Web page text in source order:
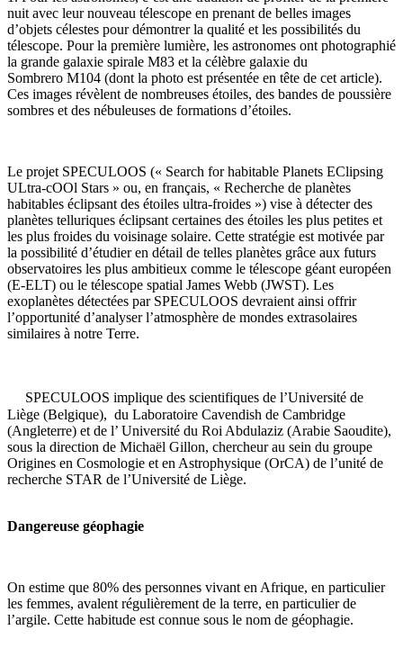
nuit avec leur nouveau télescope en prenant de belles images
d’objets célestes pour démontrer la qualité et les possibilités du
télescope. Pour la première lumière, les astronomes ont photographié
la grande galaxie spirale M83 et la célèbre galaxie du
Sombrero M104 (dont la photo est présentée en tête de cet article).
Ces images révèlent de nombreuses étoiles, des bandes de poussière
sombres et des nébuleuses de formations d’étoiles.
Le projet SPECULOOS (« Search for habitable Planets EClipsing
ULtra-cOOl Stars » ou, en français, « Recherche de planètes
habitables éclipsant des étoiles ultra-froides ») vise à détecter des
planètes telluriques éclipsant certaines des étoiles les plus petites et
les plus froides du voisinage solaire. Cette stratégie est motivée par
la possibilité d’étudier en détail de telles planètes grâce aux futurs
observatoires les plus ambitieux comme le télescope géant européen
(E-ELT) ou le télescope spatial James Webb (JWST). Les
exoplanètes détectées par SPECULOOS devraient ainsi offrir
l’opportunité d’analyser l’atmosphère de mondes extrasolaires
similaires à notre Terre.
SPECULOOS implique des scientifiques de l’Université de
Liège (Belgique), du Laboratoire Cavendish de Cambridge
(Angleterre) et de l’ Université du Roi Abdulaziz (Arabie Saoudite),
sous la direction de Michaël Gillon, chercheur au sein du groupe
Origines en Cosmologie et en Astrophysique (OrCA) de l’unité de
recherche STAR de l’Université de Liège.
Dangereuse géophagie
On estime que 80% des personnes vivant en Afrique, en particulier
les femmes, avalent régulièrement de la terre, en particulier de
l’argile. Cette habitude est connue sous le nom de géophagie.